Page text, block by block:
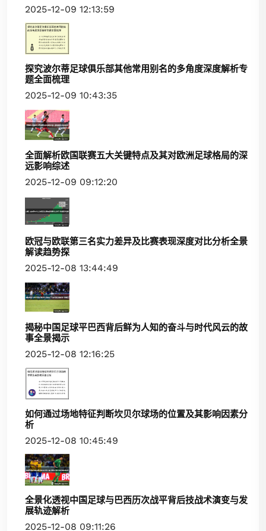
2025-12-09 12:13:59
探究波尔蒂足球俱乐部其他常用别名的多角度深度解析专
题全面梳理
2025-12-09 10:43:35
全面解析欧国联赛五大关键特点及其对欧洲足球格局的深
远影响综述
2025-12-09 09:12:20
欧冠与欧联第三名实力差异及比赛表现深度对比分析全景
解读趋势探
2025-12-08 13:44:49
揭秘中国足球平巴西背后鲜为人知的奋斗与时代风云的故
事全景揭示
2025-12-08 12:16:25
如何通过场地特征判断坎贝尔球场的位置及其影响因素分
析
2025-12-08 10:45:49
全景化透视中国足球与巴西历次战平背后技战术演变与发
展轨迹解析
2025-12-08 09:11:26